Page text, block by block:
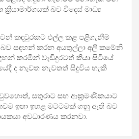
බව විදෙස් මාධ්‍ය
කඳවුරකට එල්ල කළ පළිගැනීම්
බව සඳහන් කරන අයතුල්ලා අලි කමේනි
කරමින් වැඩිදුරටත් කියා සිටියේ
ද නැවත නැවතත් සිදුවිය හැකි
සතුරාට සහ ආක්‍රමණිකයාට
ඉතා ඉහළ මට්ටමක් ගනු ඇති බව
අවධාරණය කරනවා.